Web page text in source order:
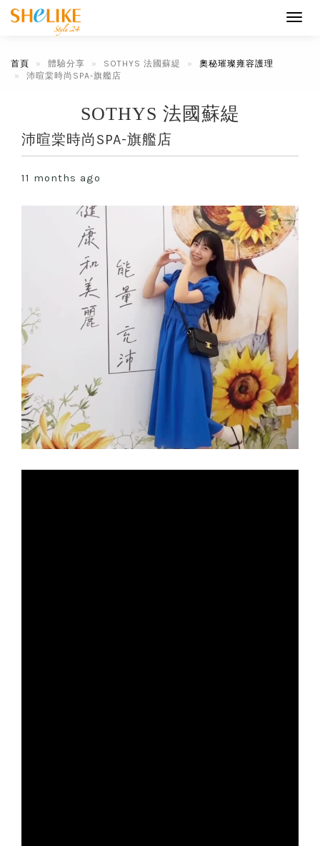
首頁 體驗分享 SOTHYS 法國蘇緹
奧秘璀璨雍容護理
沛暄棠時尚SPA-旗艦店
SOTHYS 法國蘇緹
沛暄棠時尚SPA-旗艦店
11 months ago